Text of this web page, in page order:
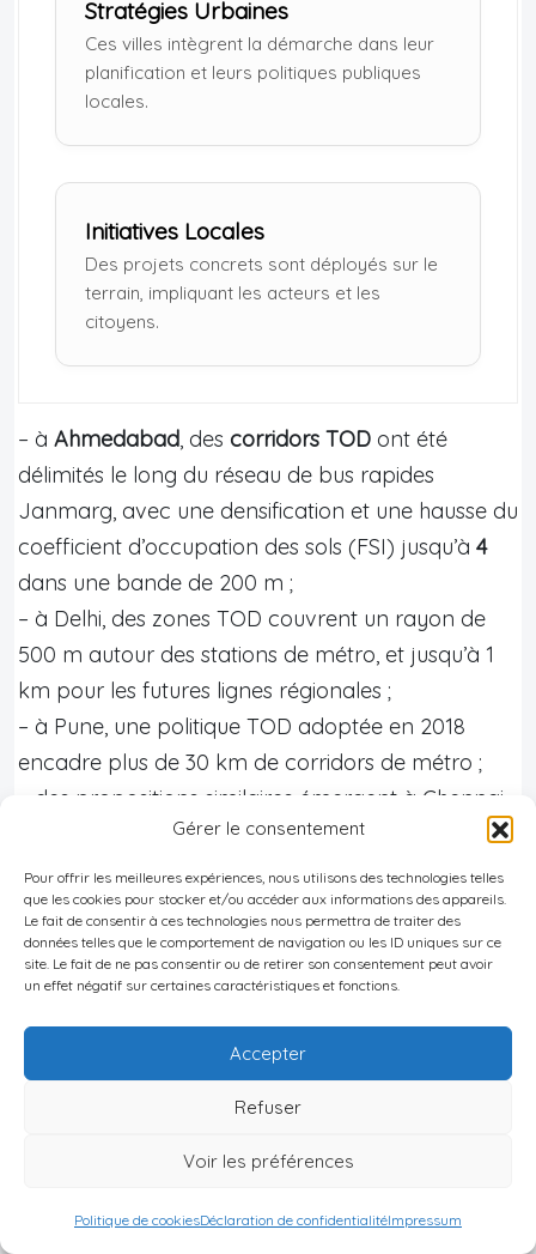
Gérer le consentement
Pour offrir les meilleures expériences, nous utilisons des technologies telles
que les cookies pour stocker et/ou accéder aux informations des appareils.
Le fait de consentir à ces technologies nous permettra de traiter des
données telles que le comportement de navigation ou les ID uniques sur ce
site. Le fait de ne pas consentir ou de retirer son consentement peut avoir
un effet négatif sur certaines caractéristiques et fonctions.
Accepter
Refuser
Voir les préférences
Politique de cookiesDéclaration de confidentialitéImpressum
Stratégies Urbaines
Ces villes intègrent la démarche dans leur
planification et leurs politiques publiques
locales.
Initiatives Locales
Des projets concrets sont déployés sur le
terrain, impliquant les acteurs et les
citoyens.
– à Ahmedabad, des corridors TOD ont été
délimités le long du réseau de bus rapides
Janmarg, avec une densification et une hausse du
coefficient d’occupation des sols (FSI) jusqu’à 4
dans une bande de 200 m ;
– à Delhi, des zones TOD couvrent un rayon de
500 m autour des stations de métro, et jusqu’à 1
km pour les futures lignes régionales ;
– à Pune, une politique TOD adoptée en 2018
encadre plus de 30 km de corridors de métro ;
– des propositions similaires émergent à Chennai,
Bengaluru, Kochi, Bhopal, Ranchi ou
Bhubaneswar dans le cadre de laSmart Cities
Mission.
L’Asian Development Bankconsacre une
assistance technique de2,5 millions de dollars
indiennes sur le TOD et les mécanismes de
financement associés comme lacapture de la
. Mais les premiers retours
soulignent un risque : des projets qui restent «
du transport sans pour autant modifier la forme